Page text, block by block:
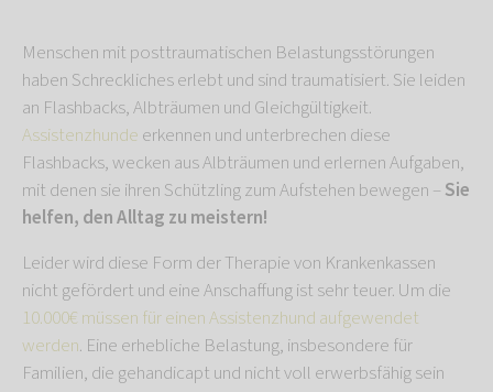
Menschen mit posttraumatischen Belastungsstörungen
haben Schreckliches erlebt und sind traumatisiert. Sie leiden
an Flashbacks, Albträumen und Gleichgültigkeit.
Assistenzhunde erkennen und unterbrechen diese
Flashbacks, wecken aus Albträumen und erlernen Aufgaben,
mit denen sie ihren Schützling zum Aufstehen bewegen – Sie
helfen, den Alltag zu meistern!
Leider wird diese Form der Therapie von Krankenkassen
nicht gefördert und eine Anschaffung ist sehr teuer. Um die
10.000€ müssen für einen Assistenzhund aufgewendet
werden. Eine erhebliche Belastung, insbesondere für
Familien, die gehandicapt und nicht voll erwerbsfähig sein